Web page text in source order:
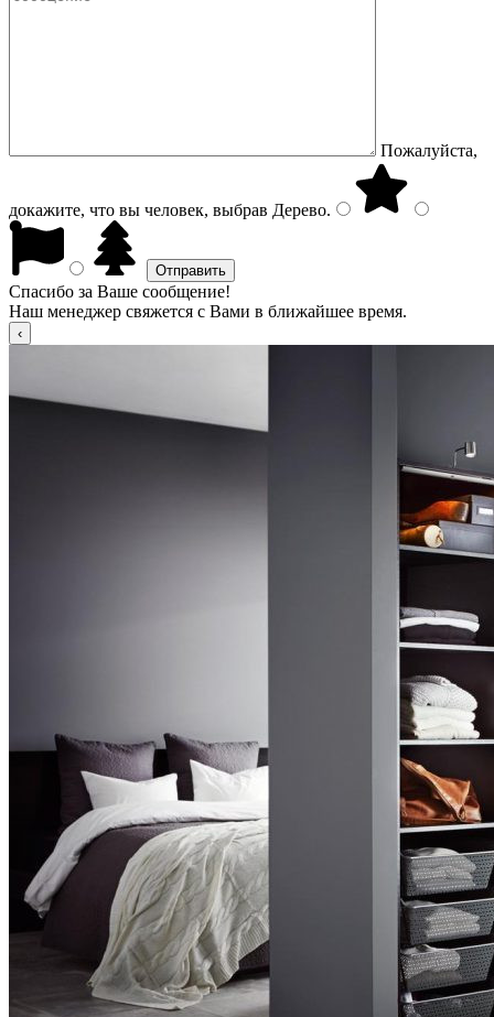
Пожалуйста,
докажите, что вы человек, выбрав Дерево.
Спасибо за Ваше сообщение!
Наш менеджер свяжется с Вами в ближайшее время.